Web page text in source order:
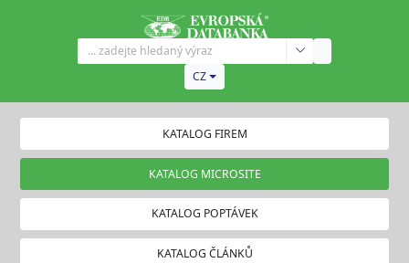
CZ
KATALOG FIREM
KATALOG MICROSITE
KATALOG POPTÁVEK
KATALOG ČLÁNKŮ